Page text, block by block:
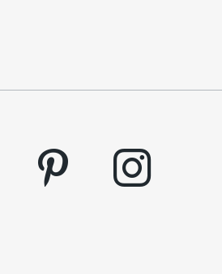
pinterest instagram